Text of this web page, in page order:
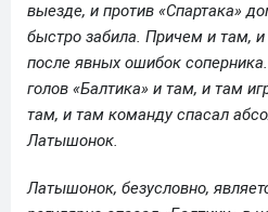
выезде, и против «Спартака»
быстро забила. Причем и там,
после явных ошибок
голов «Балтика» и там, и там
там, и там команду спасал
Латышонок.
Латышонок, безусловно,